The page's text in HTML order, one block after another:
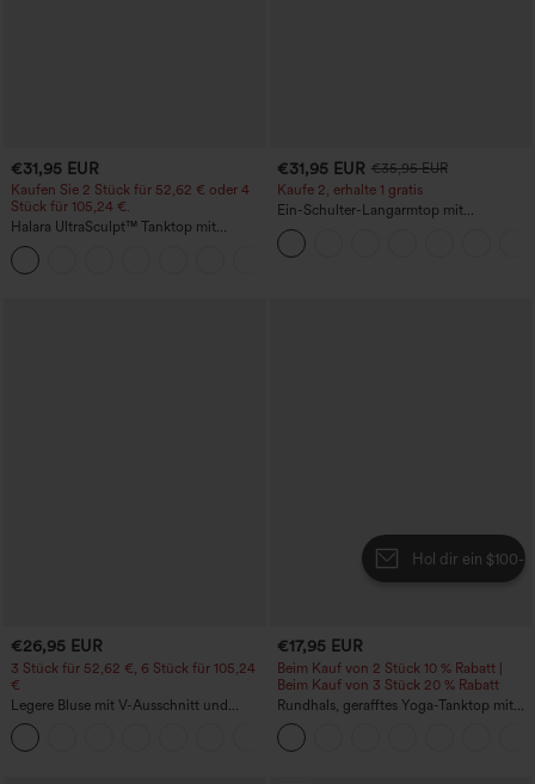
Hol dir ein $100-Gutscheinpaket
€31,95 EUR
Kaufen Sie 2 Stück für 52,62 € oder 4
Stück für 105,24 €.
Halara UltraSculpt™ Tanktop mit
Rundhalsausschnitt und
geschwungenem Saum
€31,95 EUR €35,95 EUR
Kaufe 2, erhalte 1 gratis
Ein-Schulter-Langarmtop mit
Daumenloch, geschwungener Saum
(High-Low), schnell trocknend – Yoga-
Sporttop mit integriertem BH
€26,95 EUR
3 Stück für 52,62 €, 6 Stück für 105,24
€
Legere Bluse mit V-Ausschnitt und
kurzen Puffärmeln
€17,95 EUR
Beim Kauf von 2 Stück 10 % Rabatt |
Beim Kauf von 3 Stück 20 % Rabatt
Rundhals, gerafftes Yoga-Tanktop mit
Cool-Touch-Effekt – UPF50+